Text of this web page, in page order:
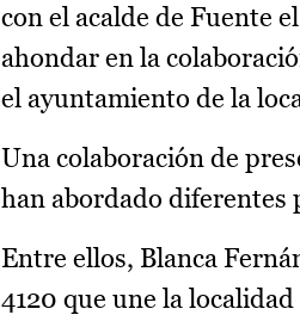
con el acalde de Fuente
ahondar en la
el ayuntamiento de la
Una colaboración de
han abordado diferentes
Entre ellos, Blanca
4120 que une la